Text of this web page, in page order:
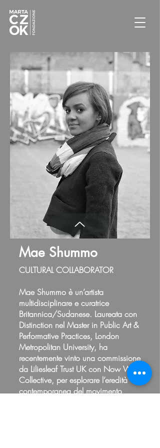
Mae Shummo
CULTURAL COLLABORATOR
Mae Shummo è un’artista
multidisciplinare e curatrice
Britannica/Sudanese. Laureata con
Distinction nel Master in Public Art &
Performative Practices, London
Metropolitan University, ha
recentemente vinto una commissione
da Liliesleaf Trust UK con Now What
Collective, per esplorare l’eredità
contemporanea del movimento